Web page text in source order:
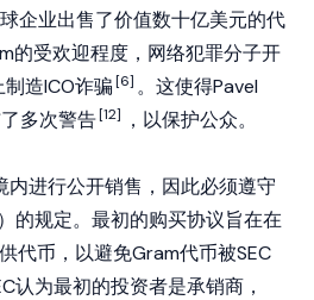
企业出售了价值数十亿美元的代
的受欢迎程度，网络犯罪分子开
造ICO诈骗[6] 。这使得Pavel
多次警告[12] ，以保护公众。
内进行公开销售，因此必须遵守
的规定。最初的购买协议旨在在
代币，以避免Gram代币被SEC
认为最初的投资者是承销商，